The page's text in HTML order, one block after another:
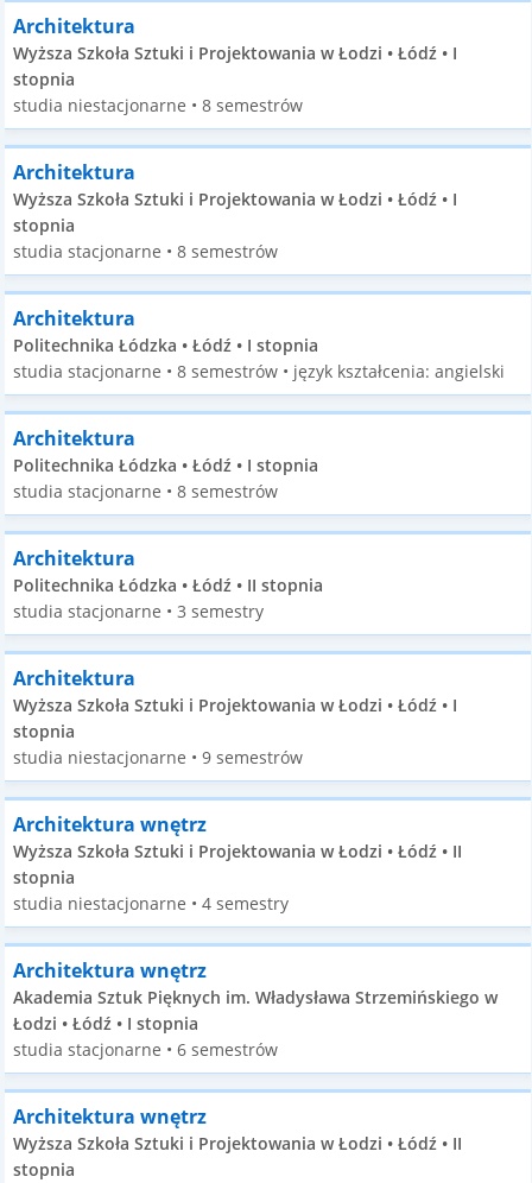
Architektura
Wyższa Szkoła Sztuki i Projektowania w Łodzi • Łódź • I
stopnia
studia niestacjonarne • 8 semestrów
Architektura
Wyższa Szkoła Sztuki i Projektowania w Łodzi • Łódź • I
stopnia
studia stacjonarne • 8 semestrów
Architektura
Politechnika Łódzka • Łódź • I stopnia
studia stacjonarne • 8 semestrów • język kształcenia: angielski
Architektura
Politechnika Łódzka • Łódź • I stopnia
studia stacjonarne • 8 semestrów
Architektura
Politechnika Łódzka • Łódź • II stopnia
studia stacjonarne • 3 semestry
Architektura
Wyższa Szkoła Sztuki i Projektowania w Łodzi • Łódź • I
stopnia
studia niestacjonarne • 9 semestrów
Architektura wnętrz
Wyższa Szkoła Sztuki i Projektowania w Łodzi • Łódź • II
stopnia
studia niestacjonarne • 4 semestry
Architektura wnętrz
Akademia Sztuk Pięknych im. Władysława Strzemińskiego w
Łodzi • Łódź • I stopnia
studia stacjonarne • 6 semestrów
Architektura wnętrz
Wyższa Szkoła Sztuki i Projektowania w Łodzi • Łódź • II
stopnia